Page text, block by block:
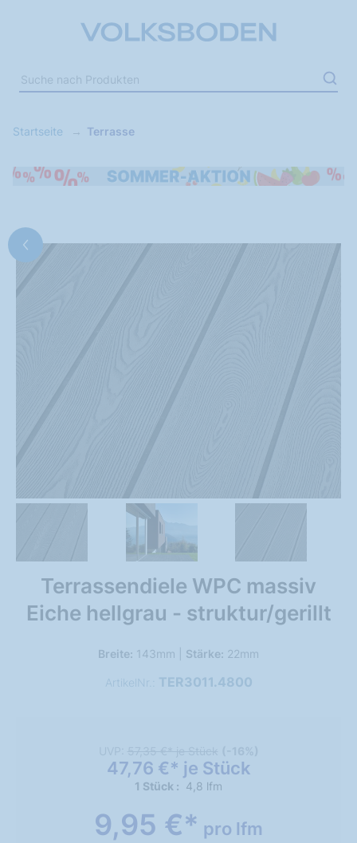
Startseite Terrasse
Terrassendiele WPC massiv
Eiche hellgrau - struktur/gerillt
Breite: 143mm | Stärke: 22mm
ArtikelNr.: TER3011.4800
47,76 €* je Stück
1 Stück 4,8 lfm
9,95 €* pro lfm